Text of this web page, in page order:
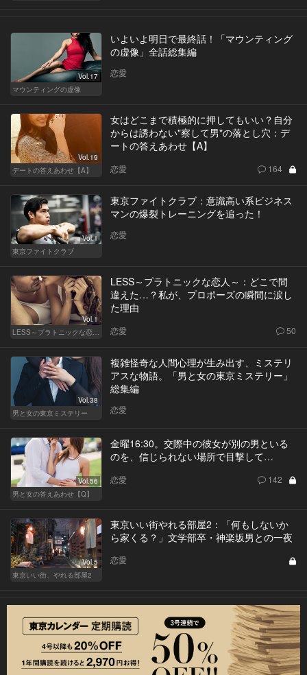
Vol.17
マウンティングの虚像
いよいよ明日で最終話！「マウンティング
の虚像」全話総集編
恋愛
Vol.19
デートの答えあわせ【A】
女はどこまで積極的に押してもいい？自分
からは誘わない"察して男"の落とし穴：デ
ートの答えあわせ【A】
恋愛 164
Vol.1
東京ファイトクラブ
東京ファイトクラブ：意識高い系ビジネス
マンの爆裂トレーニングを追った！
恋愛
Vol.1
LESS～プラトニックな恋人～
LESS～プラトニックな恋人～：どこで間
違えた…？私が、プロポーズの瞬間に涙し
た理由
恋愛 50
Vol.38
男と女の東京ミステリー
複雑怪奇な人間心理が生み出す、ミステリ
アスな物語。「男と女の東京ミステリー」
総集編
恋愛
Vol.56
男と女の答えあわせ【Q】
金曜16:30。交際中の彼女が別の男といる
のを、信じられない場所で目撃して…
恋愛 142
Vol.5
東京いい街、やれる部屋2
東京いい街やれる部屋2：「何もしないか
ら家くる？」文学部卒・神楽坂男との一夜
恋愛